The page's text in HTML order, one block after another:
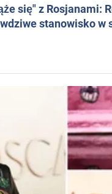
się" z Rosjanami:
stanowisko w